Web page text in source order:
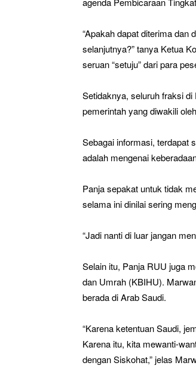
“Apakah dapat diterima dan
selanjutnya?” tanya Ketua
seruan “setuju” dari para
Setidaknya, seluruh fraksi
pemerintah yang diwakili
Sebagai informasi, terdapat
adalah mengenai
Panja sepakat untuk tidak
selama ini dinilai sering
“Jadi nanti di luar jangan
Selain itu, Panja RUU juga
dan Umrah (KBIHU).
berada di Arab Saudi.
“Karena ketentuan Saudi,
Karena itu, kita mewanti-
dengan Siskohat,” jelas